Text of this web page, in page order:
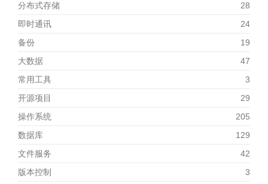
分布式存储
28
即时通讯
24
备份
19
大数据
47
常用工具
3
开源项目
29
操作系统
205
数据库
129
文件服务
42
版本控制
3